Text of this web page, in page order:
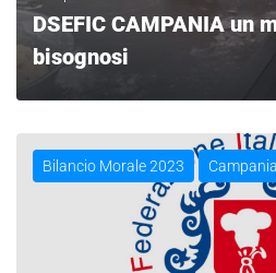
DSEFIC CAMPANIA un
bisognosi
Bilancio Morale 2023 Campania